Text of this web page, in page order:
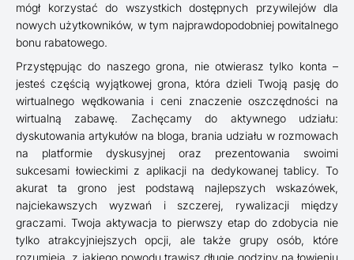
mógł korzystać do wszystkich dostępnych przywilejów dla
nowych użytkowników, w tym najprawdopodobniej powitalnego
bonu rabatowego.
Przystępując do naszego grona, nie otwierasz tylko konta –
jesteś częścią wyjątkowej grona, która dzieli Twoją pasję do
wirtualnego wędkowania i ceni znaczenie oszczędności na
wirtualną zabawę. Zachęcamy do aktywnego udziału:
dyskutowania artykułów na bloga, brania udziału w rozmowach
na platformie dyskusyjnej oraz prezentowania swoimi
sukcesami łowieckimi z aplikacji na dedykowanej tablicy. To
akurat ta grono jest podstawą najlepszych wskazówek,
najciekawszych wyzwań i szczerej, rywalizacji między
graczami. Twoja aktywacja to pierwszy etap do zdobycia nie
tylko atrakcyjniejszych opcji, ale także grupy osób, które
rozumieją, z jakiego powodu trawisz długie godziny na łowieniu